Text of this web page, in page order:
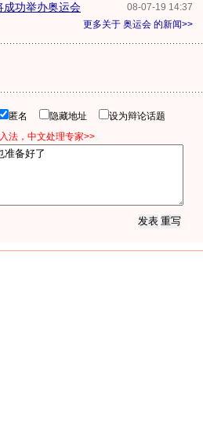
08-07-19 14:37
成功举办奥运会
更多关于 奥运会 的新闻>>
匿名 隐藏地址
设为辩论话题
法，中文处理专家>>